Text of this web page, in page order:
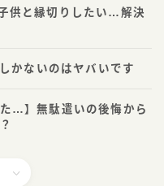
供と縁切りしたい…解決
かないのはヤバいです
た…】無駄遣いの後悔から